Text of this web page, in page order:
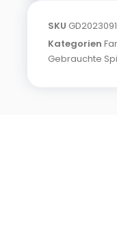
SKU
Kategorien
Gebrauchte